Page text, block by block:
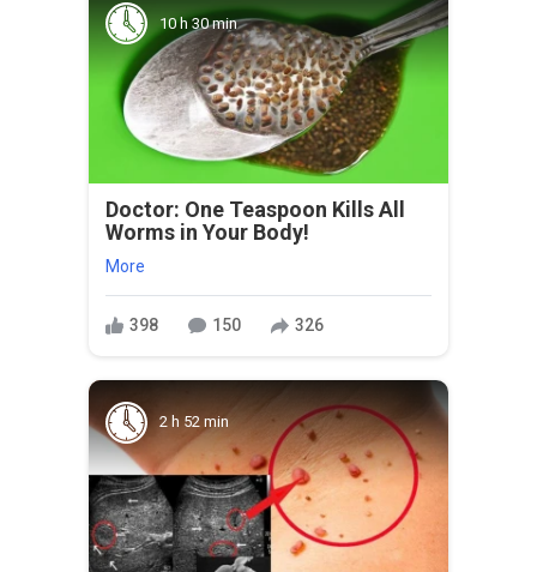
10 h 30 min
Doctor: One Teaspoon Kills All
Worms in Your Body!
More
398 150 326
2 h 52 min